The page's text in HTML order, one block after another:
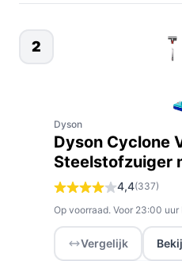
2
Dyson
Dyson Cyclone
Steelstofzuiger
4,4(337)
Op voorraad. Voor 23:00
Vergelijk